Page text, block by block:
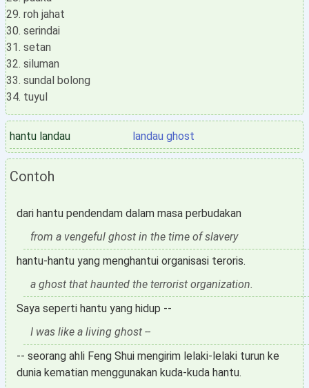
roh jahat
serindai
setan
siluman
sundal bolong
tuyul
hantu landau landau ghost
Contoh
dari hantu pendendam dalam masa perbudakan
from a vengeful ghost in the time of slavery
hantu-hantu yang menghantui organisasi teroris.
a ghost that haunted the terrorist organization.
Saya seperti hantu yang hidup --
I was like a living ghost --
-- seorang ahli Feng Shui mengirim lelaki-lelaki turun ke
dunia kematian menggunakan kuda-kuda hantu.